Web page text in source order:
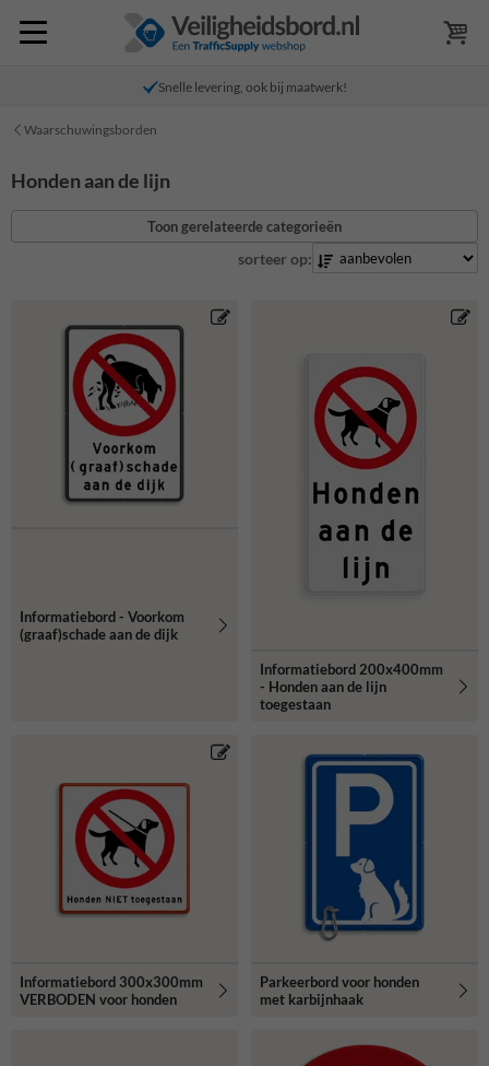
Snelle levering, ook bij maatwerk!
Waarschuwingsborden
Honden aan de lijn
Toon gerelateerde categorieën
sorteer op:
Informatiebord - Voorkom
(graaf)schade aan de dijk
Informatiebord 200x400mm
- Honden aan de lijn
toegestaan
Informatiebord 300x300mm
VERBODEN voor honden
Parkeerbord voor honden
met karbijnhaak